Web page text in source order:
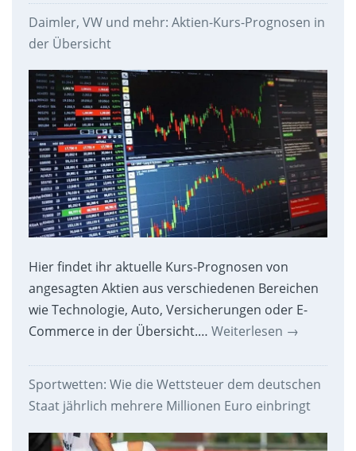
Daimler, VW und mehr: Aktien-Kurs-Prognosen in
der Übersicht
Hier findet ihr aktuelle Kurs-Prognosen von
angesagten Aktien aus verschiedenen Bereichen
wie Technologie, Auto, Versicherungen oder E-
Commerce in der Übersicht.… Weiterlesen →
Sportwetten: Wie die Wettsteuer dem deutschen
Staat jährlich mehrere Millionen Euro einbringt